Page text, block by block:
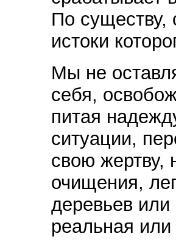
По существу,
истоки
Мы не
себя,
питая
ситуации,
свою жертву,
очищения,
деревьев
реальная